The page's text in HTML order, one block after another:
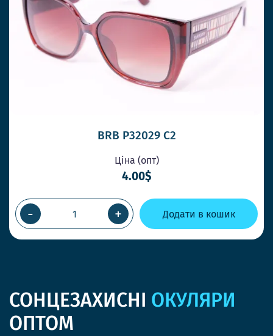
BRB P32029 C2
Ціна (опт)
4.00$
- + Додати в кошик
СОНЦЕЗАХИСНІ ОКУЛЯРИ
ОПТОМ